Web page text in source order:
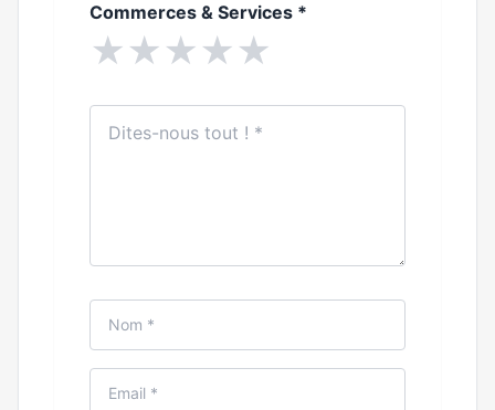
Commerces & Services *
★★★★★